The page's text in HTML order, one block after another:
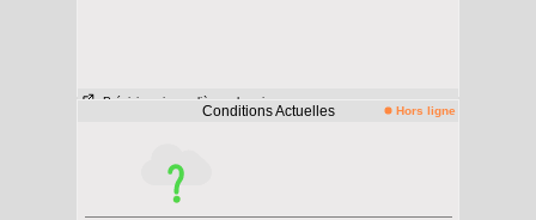
Prévisions journalières - horaires
Conditions Actuelles Hors ligne